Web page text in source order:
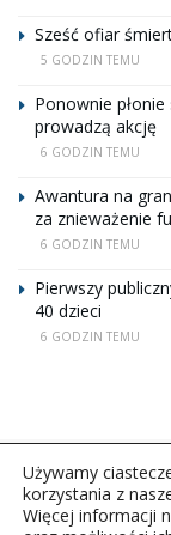
Sześć ofiar
5 GODZIN TEMU
Ponownie
prowadzą akcję
6 GODZIN TEMU
Awantura na
za znieważenie
6 GODZIN TEMU
Pierwszy
40 dzieci
6 GODZIN TEMU
Używamy
korzystania z
Więcej informacji